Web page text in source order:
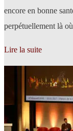
encore en bonne
perpétuellement là
Lire la suite